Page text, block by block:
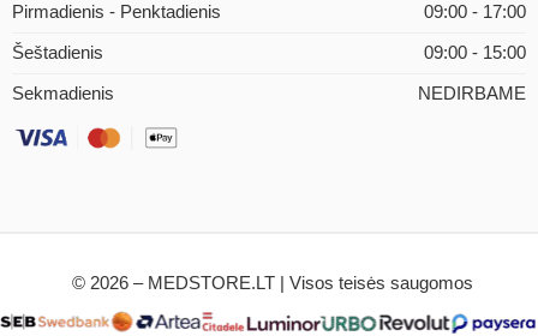
Pirmadienis - Penktadienis 09:00 - 17:00
Šeštadienis 09:00 - 15:00
Sekmadienis NEDIRBAME
© 2026 – MEDSTORE.LT | Visos teisės saugomos